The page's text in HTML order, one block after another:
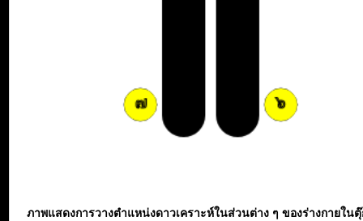
ภาพแสดงการวางตำแหน่งดาวเคราะห์ในส่วนต่าง ๆ ของร่างกายใน